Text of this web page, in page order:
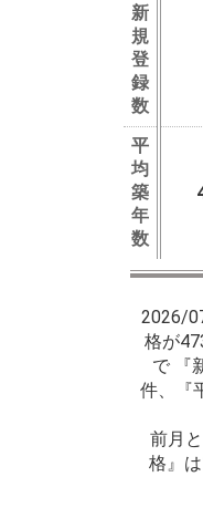
新
規
登
録
数
平
均
築
年
数
2026/
格が
で 『
件、『
前月
格』